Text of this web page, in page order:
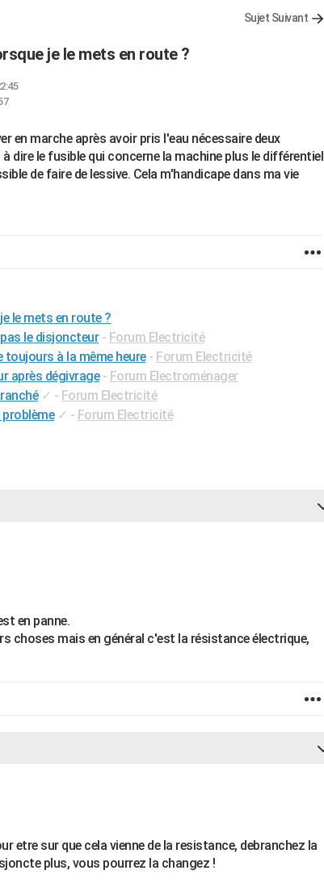
Sujet Suivant
je le mets en route ?
en marche après avoir pris l'eau nécessaire deux
dire le fusible qui concerne la machine plus le différentiel
de faire de lessive. Cela m'handicape dans ma vie
le mets en route ?
le disjoncteur - Forum Electricité
à la même heure - Forum Electricité
après dégivrage - Forum Electroménager
✓ - Forum Electricité
✓ - Forum Electricité
en panne.
choses mais en général c'est la résistance électrique,
etre sur que cela vienne de la resistance, debranchez la
plus, vous pourrez la changez !